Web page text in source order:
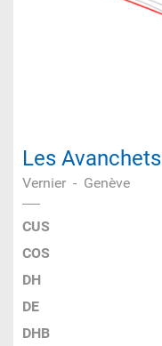
Les Avanchets
Vernier - Genève
CUS
COS
DH
DE
DHB